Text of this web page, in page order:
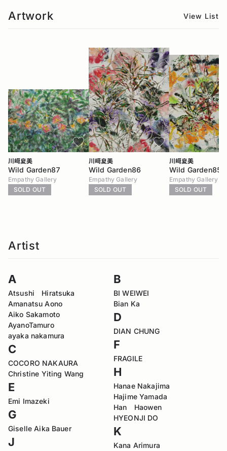
Artwork View List
川﨑夏美
Wild Garden87
Empathy Gallery
SOLD OUT
川﨑夏美
Wild Garden86
Empathy Gallery
SOLD OUT
川﨑夏美
Wild Garden85
Empathy Gallery
SOLD OUT
Artist
A
Atsushi Hiratsuka
Amanatsu Aono
Aiko Sakamoto
AyanoTamuro
ayaka nakamura
C
COCORO NAKAURA
Christine Yiting Wang
E
Emi Imazeki
G
Giselle Aika Bauer
J
B
BI WEIWEI
Bian Ka
D
DIAN CHUNG
F
FRAGILE
H
Hanae Nakajima
Hajime Yamada
Han Haowen
HYEONJI DO
K
Kana Arimura